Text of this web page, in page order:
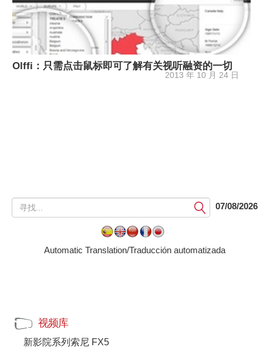
Olffi：只需点击鼠标即可了解有关视听融资的一切
2013 年 10 月 24 日
提
交
07/08/2026
Automatic Translation/Traducción automatizada
视频库
新影院系列索尼 FX5